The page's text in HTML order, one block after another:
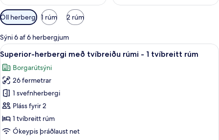
Síur
í
boði
fyrir
herbergi
Öll herbergi 1 rúm 2 rúm
Sýni 6 af 6 herbergjum
Skoða
allar
myndir
fyrir
Superior-
herbergi
með
tvíbreiðu
Superior-herbergi með tvíbreiðu
6
Superior-herbergi með tvíbreiðu rúmi - 1 tvíbreitt rúm
Borgarútsýni
26 fermetrar
1 svefnherbergi
Pláss fyrir 2
1 tvíbreitt rúm
Ókeypis þráðlaust net